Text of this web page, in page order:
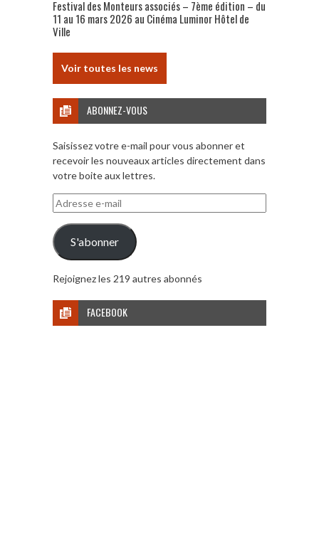
Festival des Monteurs associés – 7ème édition – du
11 au 16 mars 2026 au Cinéma Luminor Hôtel de
Ville
Voir toutes les news
ABONNEZ-VOUS
Saisissez votre e-mail pour vous abonner et
recevoir les nouveaux articles directement dans
votre boite aux lettres.
Adresse
e-
mail
S'abonner
Rejoignez les 219 autres abonnés
FACEBOOK